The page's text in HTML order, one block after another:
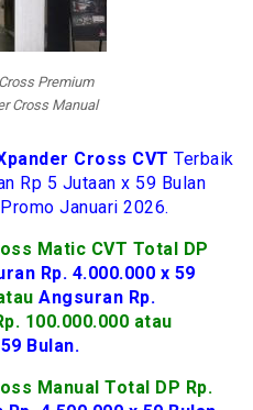
Premium
Cross Manual
Cross CVT Terbaik
Rp 5 Jutaan x 59 Bulan
Januari 2026.
Matic CVT Total DP
Rp. 4.000.000 x 59
Angsuran Rp.
100.000.000 atau
Bulan.
Manual Total DP Rp.